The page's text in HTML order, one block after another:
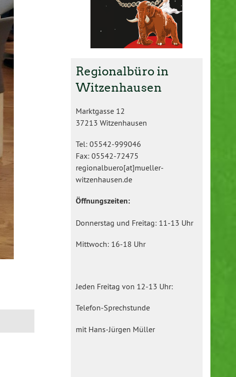
Regionalbüro in
Witzenhausen
Marktgasse 12
37213 Witzenhausen
Tel: 05542-999046
Fax: 05542-72475
regionalbuero[at]mueller-
witzenhausen.de
Öffnungszeiten:
Donnerstag und Freitag: 11-13 Uhr
Mittwoch: 16-18 Uhr
Jeden Freitag von 12-13 Uhr:
Telefon-Sprechstunde
mit Hans-Jürgen Müller